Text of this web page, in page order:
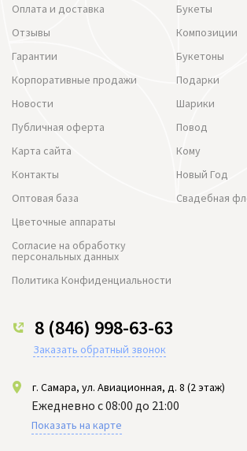
Оплата и доставка
Отзывы
Гарантии
Корпоративные продажи
Новости
Публичная оферта
Карта сайта
Контакты
Оптовая база
Цветочные аппараты
Согласие на обработку
персональных данных
Политика Конфиденциальности
Букеты
Композиции
Букетоны
Подарки
Шарики
Повод
Кому
Новый Год
Свадебная
8 (846) 998-63-63
Заказать обратный звонок
г. Самара, ул. Авиационная, д. 8 (2 этаж)
Ежедневно с 08:00 до 21:00
Показать на карте